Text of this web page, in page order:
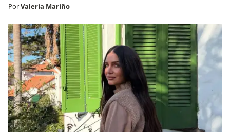
PorValeria Mariño